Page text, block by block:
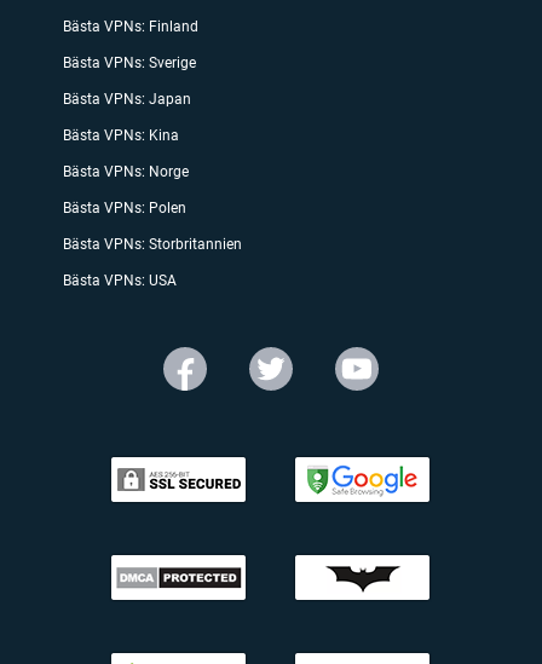
Bästa VPNs: Finland
Bästa VPNs: Sverige
Bästa VPNs: Japan
Bästa VPNs: Kina
Bästa VPNs: Norge
Bästa VPNs: Polen
Bästa VPNs: Storbritannien
Bästa VPNs: USA